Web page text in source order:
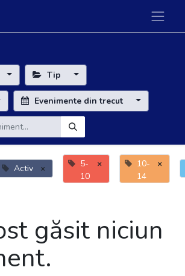
Tip
Evenimente din trecut
Activ ×
5-
10
×
10-
14
×
găsit niciun